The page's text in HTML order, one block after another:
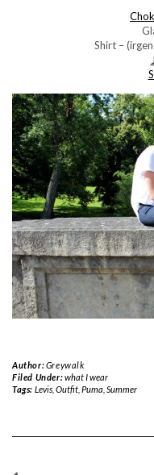
Shirt –
Author:Greywalk
Filed Under:what I wear
Tags: Levis, Outfit, Puma Summer